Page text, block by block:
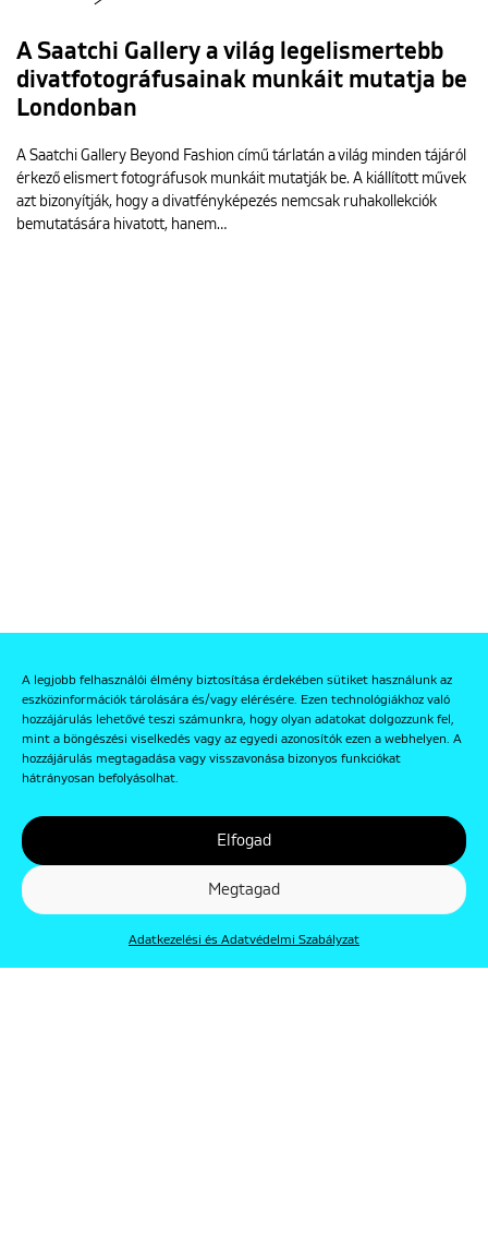
A legjobb felhasználói élmény biztosítása érdekében sütiket használunk az
eszközinformációk tárolására és/vagy elérésére. Ezen technológiákhoz való
hozzájárulás lehetővé teszi számunkra, hogy olyan adatokat dolgozzunk fel,
mint a böngészési viselkedés vagy az egyedi azonosítók ezen a webhelyen. A
hozzájárulás megtagadása vagy visszavonása bizonyos funkciókat
hátrányosan befolyásolhat.
Elfogad
Megtagad
Adatkezelési és Adatvédelmi Szabályzat
A Saatchi Gallery a világ legelismertebb
divatfotográfusainak munkáit mutatja be
Londonban
A Saatchi Gallery Beyond Fashion című tárlatán a világ minden tájáról
érkező elismert fotográfusok munkáit mutatják be. A kiállított művek
azt bizonyítják, hogy a divatfényképezés nemcsak ruhakollekciók
bemutatására hivatott, hanem…